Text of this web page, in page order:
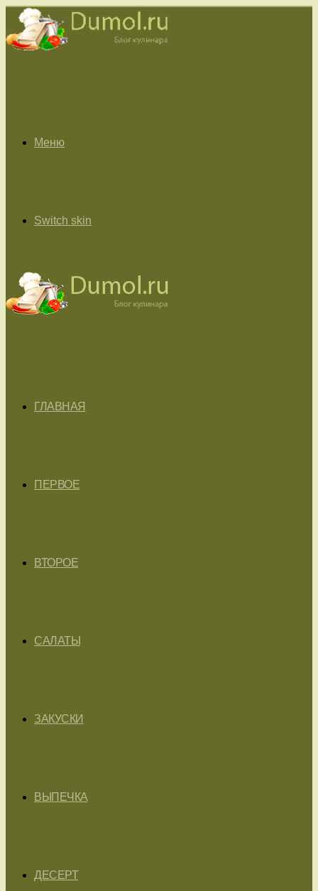
Меню
Switch skin
ГЛАВНАЯ
ПЕРВОЕ
ВТОРОЕ
САЛАТЫ
ЗАКУСКИ
ВЫПЕЧКА
ДЕСЕРТ